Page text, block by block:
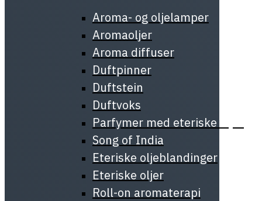
Aroma- og oljelamper
Aromaoljer
Aroma diffuser
Duftpinner
Duftstein
Duftvoks
Parfymer med eteriske oljer
Song of India
Eteriske oljeblandinger
Eteriske oljer
Roll-on aromaterapi